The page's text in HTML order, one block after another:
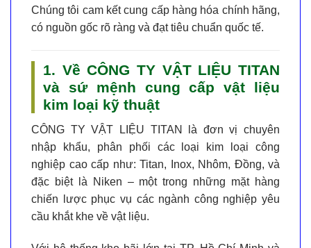
Chúng tôi cam kết cung cấp hàng hóa chính hãng,
có nguồn gốc rõ ràng và đạt tiêu chuẩn quốc tế.
1. Về CÔNG TY VẬT LIỆU TITAN
và sứ mệnh cung cấp vật liệu
kim loại kỹ thuật
CÔNG TY VẬT LIỆU TITAN
là đơn vị chuyên
nhập khẩu, phân phối các loại kim loại công
nghiệp cao cấp như: Titan, Inox, Nhôm, Đồng, và
đặc biệt là
Niken – một trong những mặt hàng
chiến lược phục vụ các ngành công nghiệp yêu
cầu khắt khe về vật liệu.